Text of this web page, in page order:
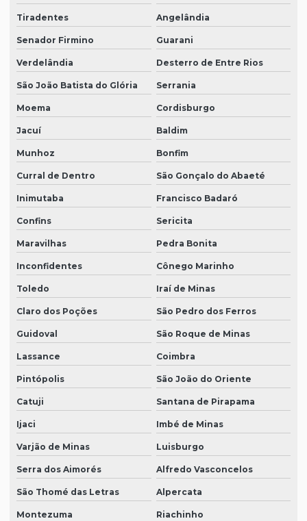
Tiradentes Angelândia
Senador Firmino Guarani
Verdelândia Desterro de Entre Rios
São João Batista do Glória Serrania
Moema Cordisburgo
Jacuí Baldim
Munhoz Bonfim
Curral de Dentro São Gonçalo do Abaeté
Inimutaba Francisco Badaró
Confins Sericita
Maravilhas Pedra Bonita
Inconfidentes Cônego Marinho
Toledo Iraí de Minas
Claro dos Poções São Pedro dos Ferros
Guidoval São Roque de Minas
Lassance Coimbra
Pintópolis São João do Oriente
Catuji Santana de Pirapama
Ijaci Imbé de Minas
Varjão de Minas Luisburgo
Serra dos Aimorés Alfredo Vasconcelos
São Thomé das Letras Alpercata
Montezuma Riachinho